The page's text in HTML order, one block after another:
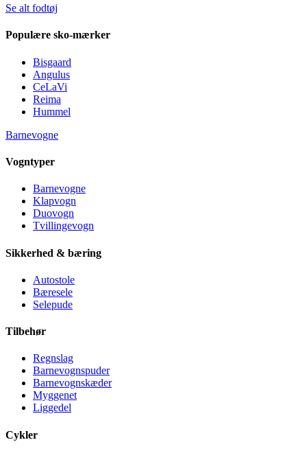
Se alt fodtøj
Populære sko-mærker
Bisgaard
Angulus
CeLaVi
Reima
Hummel
Barnevogne
Vogntyper
Barnevogne
Klapvogn
Duovogn
Tvillingevogn
Sikkerhed & bæring
Autostole
Bæresele
Selepude
Tilbehør
Regnslag
Barnevognspuder
Barnevognskæder
Myggenet
Liggedel
Cykler